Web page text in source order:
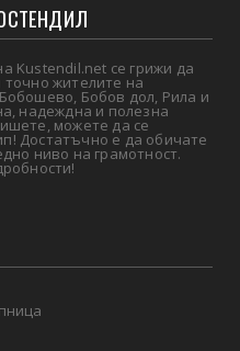
Kustendil.net се грижи да
жителите на
Бобов дол, Рила и
надеждна и полезна
можете да се
Достатъчно е да обичате
ниво на грамотност.